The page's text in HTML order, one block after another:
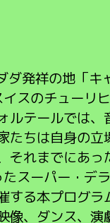
発祥の地「キ
スのチューリ
ルテールでは、
たちは自身の立
それまでにあっ
スーパー・デ
する本プログラ
像、ダンス、演